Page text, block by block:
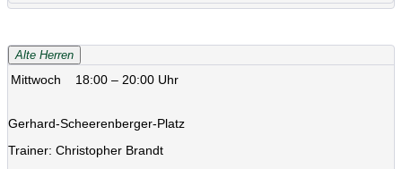
Alte Herren
Mittwoch 18:00 – 20:00 Uhr
Gerhard-Scheerenberger-Platz
Trainer: Christopher Brandt